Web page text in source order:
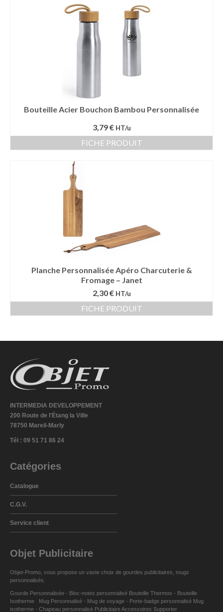
Bouteille Acier Bouchon Bambou Personnalisée
3,79 € HT/u
FICHE PRODUIT
Planche Personnalisée Apéro Charcuterie &
Fromage – Janet
2,30 € HT/u
FICHE PRODUIT
INTERMEDIA DEVELOPPEMENT
200 Route de l'Étang la Ville
78750 Mareil-Marly
Tél : 09 51 71 86 24
Catégories
Catalogue
C.G.V.
Service client
Objet Publicitaire
Objet-Promo, vous propose un vaste choix de gourdes publicitaires
mugs
personnalisés
Gourde Personnalisée - Bloc-notes personnalisé Bouteille Thermos - Bouteille
Isotherme
Mug Personnalisé - Mug de voyage - Porte-badge personnalisé Mug
isotherme - Chapeau personnalisé PublicitaireAccessoires Supporter